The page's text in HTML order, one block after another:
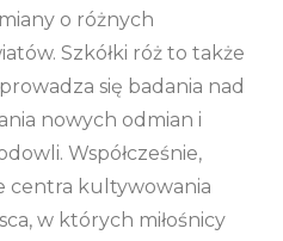
o różnych
Szkółki róż to także
się badania nad
nowych odmian i
Współcześnie,
centra kultywowania
w których miłośnicy